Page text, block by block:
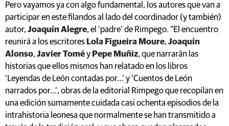
Pero vayamos ya con algo fundamental, los autores que van a
participar en este filandos al lado del coordinador (y también)
autor, Joaquín Alegre, el ‘padre’ de Rimpego. "El encuentro
reunirá a los escritores Lola Figueira Moure, Joaquín
Alonso, Javier Toméy Pepe Muñiz, que narrarán las
historias que ellos mismos han relatado en los libros
‘Leyendas de León contadas por…’ y ‘Cuentos de León
narrados por…’, obras de la editorial Rimpego que recopilan en
una edición sumamente cuidada casi ochenta episodios de la
intrahistoria leonesa que normalmente se han transmitido a